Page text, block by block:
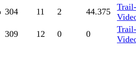
304 11 2 44.375
Trail-
309 12 0 0
Trail-